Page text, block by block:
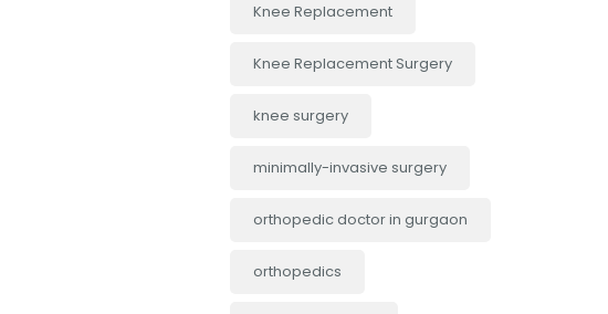
Knee Replacement
Knee Replacement Surgery
knee surgery
minimally-invasive surgery
orthopedic doctor in gurgaon
orthopedics